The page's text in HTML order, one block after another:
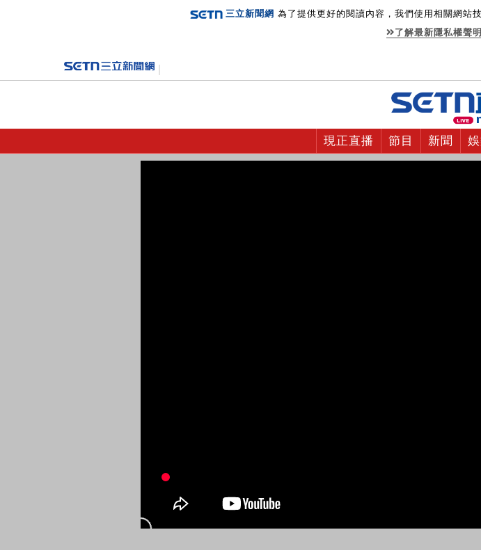
三立新聞網 為了提供更好的閱讀內容，我們使用相關網站
了解最新隱私權聲明
現正直播 節目 新聞